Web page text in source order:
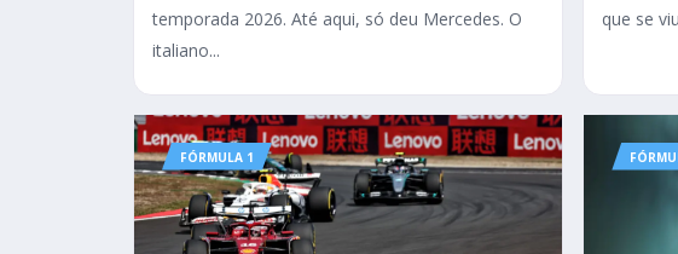
temporada 2026. Até aqui, só deu Mercedes. O
italiano...
que se
FÓRMULA 1